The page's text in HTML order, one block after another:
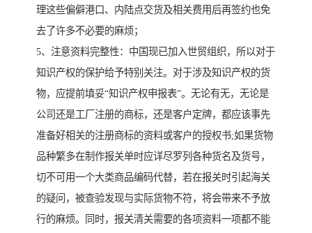
理这些偏僻港口、内陆点交货及相关费用后再签约也免
去了许多不必要的麻烦；
5、注意资料完整性：中国现已加入世贸组织，所以对于
知识产权的保护给予特别关注。对于涉及知识产权的货
物，应提前填妥“知识产权申报表”。无论有无，无论是
公司还是工厂注册的商标，还是客户定牌，都应该事先
准备好相关的注册商标的资料或客户的授权书;如果货物
品种繁多在制作报关单时应详尽罗列各种货名及货号，
切不可用一个大类商品编码代替，若在报关时引起海关
的疑问，被查验发现与实际货物不符，将会带来不予放
行的麻烦。同时，报关清关需要的各项资料一项都不能